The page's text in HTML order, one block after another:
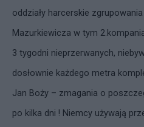
oddziały harcerskie zgrupowania
Mazurkiewicza w tym
3 tygodni nieprzerwanych,
dosłownie każdego metra
Jan Boży – zmagania o
po kilka dni ! Niemcy używają